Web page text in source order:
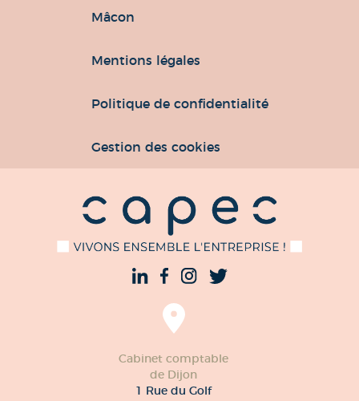
Mâcon
Mentions légales
Politique de confidentialité
Gestion des cookies
Cabinet comptable
de Dijon
1 Rue du Golf